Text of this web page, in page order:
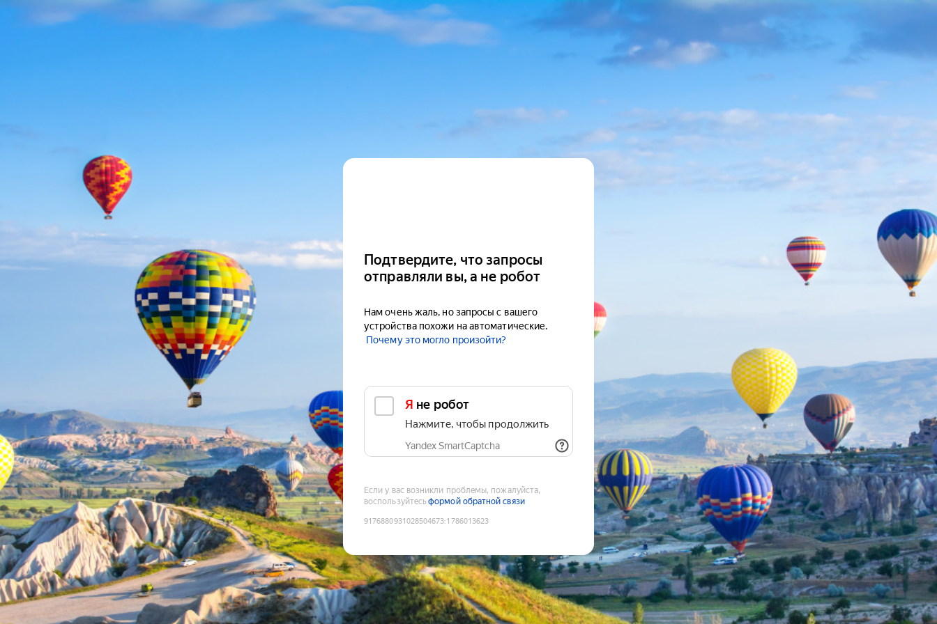
Подтвердите, что запросы
отправляли вы, а не робот
Нам очень жаль, но запросы с вашего
устройства похожи на автоматические.
Почему это могло произойти?
Я не робот
Нажмите, чтобы продолжить
Yandex SmartCaptcha
Если у вас возникли проблемы, пожалуйста,
воспользуйтесьформой обратной связи
9176880931028504673:1786013623